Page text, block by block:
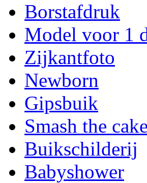
Borstafdruk
Model voor 1
Zijkantfoto
Newborn
Gipsbuik
Smash the cake
Buikschilderij
Babyshower